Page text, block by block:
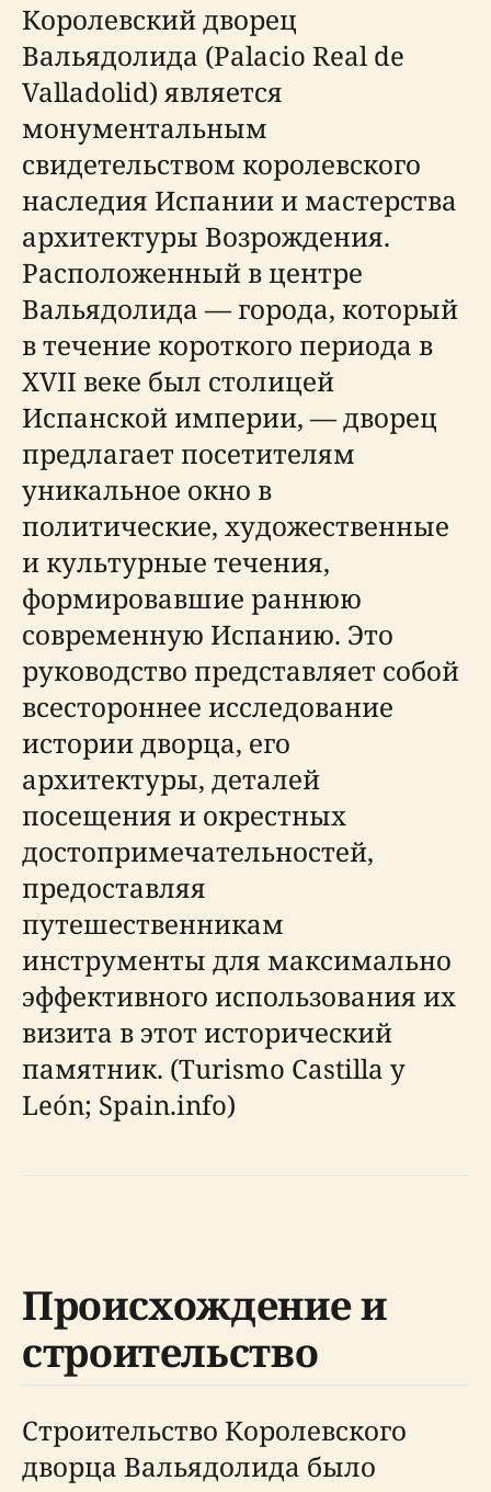
Королевский дворец
Вальядолида (Palacio Real de
Valladolid) является
монументальным
свидетельством королевского
наследия Испании и мастерства
архитектуры Возрождения.
Расположенный в центре
Вальядолида — города, который
в течение короткого периода в
XVII веке был столицей
Испанской империи, — дворец
предлагает посетителям
уникальное окно в
политические, художественные
и культурные течения,
формировавшие раннюю
современную Испанию. Это
руководство представляет собой
всестороннее исследование
истории дворца, его
архитектуры, деталей
посещения и окрестных
достопримечательностей,
предоставляя
путешественникам
инструменты для максимально
эффективного использования их
визита в этот исторический
памятник. (Turismo Castilla y
León; Spain.info)
Происхождение и
строительство
Строительство Королевского
дворца Вальядолида было